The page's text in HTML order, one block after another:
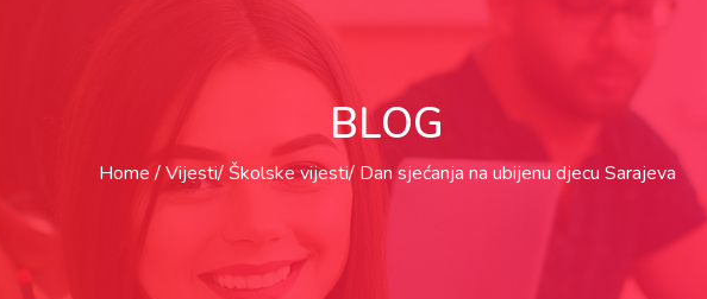
BLOG
Home Vijesti Školske vijesti Dan sjećanja na ubijenu djecu Sarajeva